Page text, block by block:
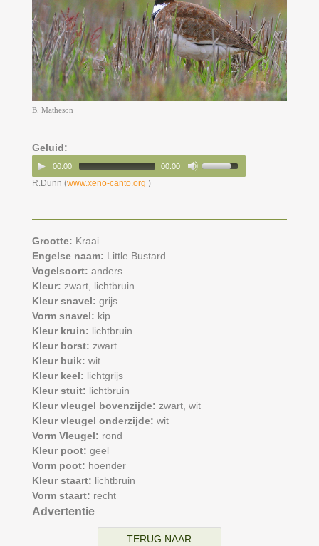
B. Matheson
Geluid:
00:00 00:00
R.Dunn (www.xeno-canto.org )
Grootte: Kraai
Engelse naam: Little Bustard
Vogelsoort: anders
Kleur: zwart, lichtbruin
Kleur snavel: grijs
Vorm snavel: kip
Kleur kruin: lichtbruin
Kleur borst: zwart
Kleur buik: wit
Kleur keel: lichtgrijs
Kleur stuit: lichtbruin
Kleur vleugel bovenzijde: zwart, wit
Kleur vleugel onderzijde: wit
Vorm Vleugel: rond
Kleur poot: geel
Vorm poot: hoender
Kleur staart: lichtbruin
Vorm staart: recht
Advertentie
TERUG NAAR